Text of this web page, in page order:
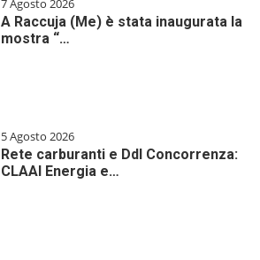
7 Agosto 2026
A Raccuja (Me) è stata inaugurata la
mostra “…
5 Agosto 2026
Rete carburanti e Ddl Concorrenza:
CLAAI Energia e…